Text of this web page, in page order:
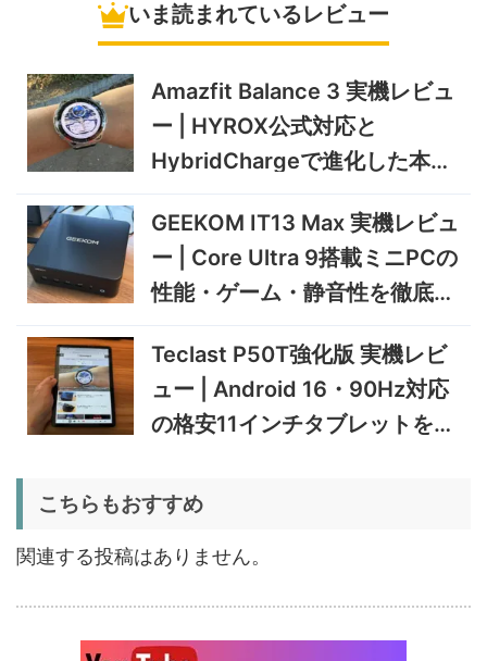
BougeRV Arch Pro 200W
実機レビュー | 曲がる・軽
い・車載しやすい200Wソー
ラーパネル
37,601
11/8まで
GEEKOM A9 MAX 2026 実
機レビュー | Ryzen AI 9 HX
実機検証
243,900円
231,705
11/30まで
タブレット
TCL Note A1 NXTPAPER 実
機レビュー | 紙のような書き
92,980円
5%オフ
88,331円
ポータブル冷
蔵庫
BougeRV CRD2 V2.0 実機
レビュー｜キャスター付き2
室独立49Lポータブル冷蔵庫
36,283円
5%オフ
34,469
BougeRV F02 実機レビュー
ー搭載のアウトドア扇風機
ー | －20℃冷凍対応・バッ
いま読まれているレビュー
Amazfit Balance 3 実機レビュ
ー | HYROX公式対応と
HybridChargeで進化した本格
GEEKOM IT13 Max 実機レビュ
ー | Core Ultra 9搭載ミニPCの
性能・ゲーム・静音性を徹底検
Teclast P50T強化版 実機レビ
ュー | Android 16・90Hz対応
の格安11インチタブレットを検
こちらもおすすめ
関連する投稿はありません。